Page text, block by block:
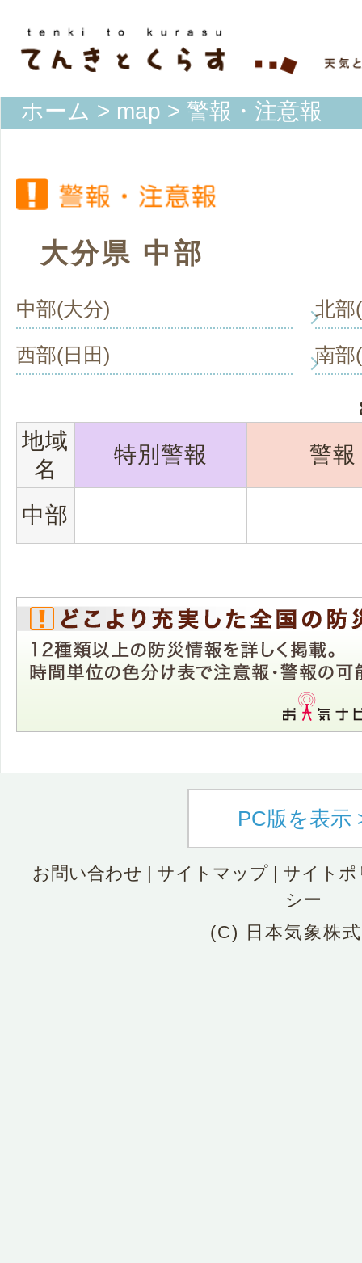
ホーム > map > 警報・注意報
大分県 中部
中部(大分) 北部
西部(日田) 南部
地域
名
特別警報 警報
中部
PC版を表示
お問い合わせ サイトマップ| サイトポ
シー
(C) 日本気象株